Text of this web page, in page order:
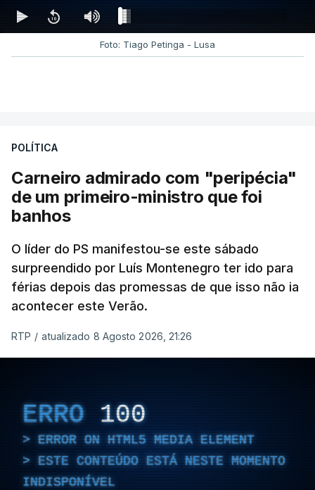
Foto: Tiago Petinga - Lusa
POLÍTICA
Carneiro admirado com "peripécia"
de um primeiro-ministro que foi
banhos
O líder do PS manifestou-se este sábado
surpreendido por Luís Montenegro ter ido para
férias depois das promessas de que isso não ia
acontecer este Verão.
RTP / atualizado 8 Agosto 2026, 21:26
ERRO 100
ERROR ON HTML5 MEDIA ELEMENT
ESTE CONTEÚDO ESTÁ NESTE MOMENTO
INDISPONÍVEL